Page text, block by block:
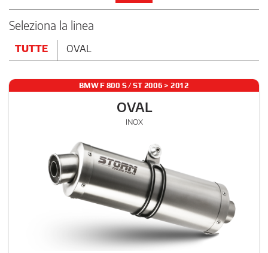
Seleziona la linea
TUTTE OVAL
BMW F 800 S / ST 2006 > 2012
OVAL
INOX